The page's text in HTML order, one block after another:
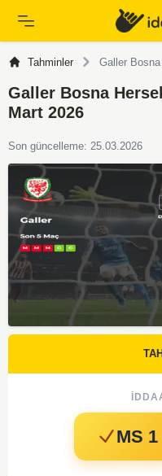
Tahminler Galler
Galler Bosna
Mart 2026
Son güncelleme: 25.03.2026
MS